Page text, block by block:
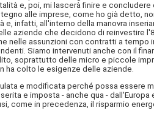
e, poi, mi lascerà finire e
alle imprese, come ho già detto,
infatti, all'interno della manovra
aziende che decidono di reinvestire
nelle assunzioni con contratti a
Siamo intervenuti anche con il
soprattutto delle micro e piccole
ha colto le esigenze delle aziende.
e modificata perché possa essere
e imposta - anche qua -
come in precedenza, il risparmio